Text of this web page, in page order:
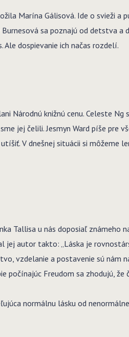
Marína Gálisová. Ide o svieži
sa poznajú od detstva a
dospievanie ich načas rozdelí.
Národnú knižnú cenu. Celeste
jej čelili. Jesmyn Ward píše pre
V dnešnej situácii si môžeme
Tallisa u nás doposiaľ známeho
autor takto: „Láska je
vzdelanie a postavenie sú nám
počínajúc Freudom sa zhodujú, že
normálnu lásku od